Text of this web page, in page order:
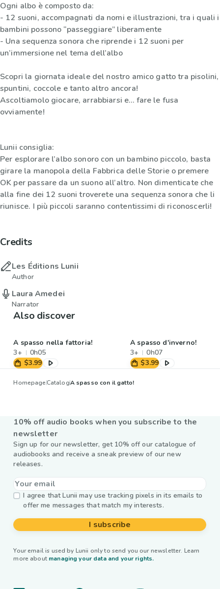
Ogni albo è composto da:
- 12 suoni, accompagnati da nomi e illustrazioni, tra i quali i
bambini possono “passeggiare” liberamente
- Una sequenza sonora che riprende i 12 suoni per
un’immersione nel tema dell’albo
Scopri la giornata ideale del nostro amico gatto tra pisolini,
spuntini, coccole e tanto altro ancora!
Ascoltiamolo giocare, arrabbiarsi e… fare le fusa
ovviamente!
Lunii consiglia:
Per esplorare l’albo sonoro con un bambino piccolo, basta
girare la manopola della Fabbrica delle Storie o premere
OK per passare da un suono all’altro. Non dimenticate che
alla fine dei 12 suoni troverete una sequenza sonora che li
riunisce. I più piccoli saranno contentissimi di riconoscerli!
Credits
Les Éditions Lunii
Author
Laura Amedei
Narrator
Also discover
A spasso nella fattoria!
3+
0h05
$3.99
A spasso d'inverno!
3+
0h07
$3.99
HomepageCatalogA spasso con il gatto!
10% off audio books when you subscribe to the
newsletter
Sign up for our newsletter, get 10% off our catalogue of
audiobooks and receive a sneak preview of our new
releases.
I agree that Lunii may use tracking pixels in its emails to
offer me messages that match my interests.
I subscribe
Your email is used by Lunii only to send you our newsletter. Learn
more about managing your data and your rights.